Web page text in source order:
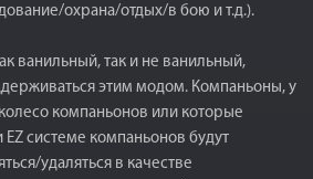
охрана/отдых/в бою и т.д.).
ванильный, так и не ванильный,
этим модом. Компаньоны, у
компаньонов или которые
системе компаньонов будут
удаляться в качестве